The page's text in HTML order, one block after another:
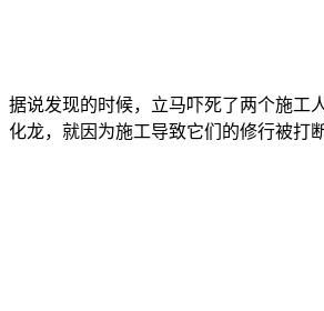
据说发现的时候，立马吓死了两个施工
化龙，就因为施工导致它们的修行被打